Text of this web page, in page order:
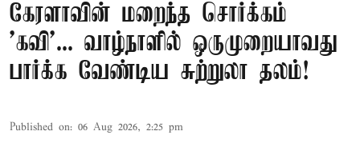
கேரளாவின் மறைந்த சொர்க்கம்
'கவி'... வாழ்நாளில் ஒருமுறையாவது
பார்க்க வேண்டிய சுற்றுலா தலம்!
Published on: 06 Aug 2026, 2:25 pm